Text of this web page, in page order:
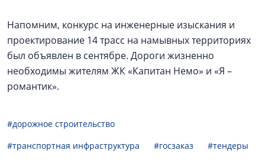
Напомним, конкурс на инженерные изыскания и
проектирование 14 трасс на намывных территориях
был объявлен в сентябре. Дороги жизненно
необходимы жителям ЖК «Капитан Немо» и «Я –
романтик».
#дорожное строительство
#транспортная инфраструктура
#госзаказ #тендеры